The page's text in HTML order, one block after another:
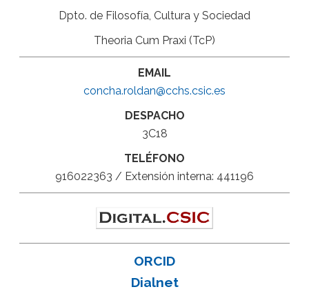
Dpto. de Filosofía, Cultura y Sociedad
Theoria Cum Praxi (TcP)
EMAIL
concha.roldan@cchs.csic.es
DESPACHO
3C18
TELÉFONO
916022363 / Extensión interna: 441196
ORCID
Dialnet